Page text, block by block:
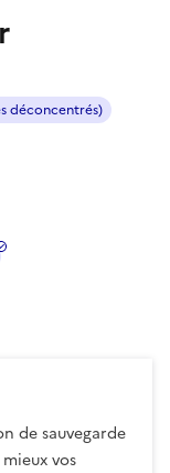
déconcentrés)
de sauvegarde
vos